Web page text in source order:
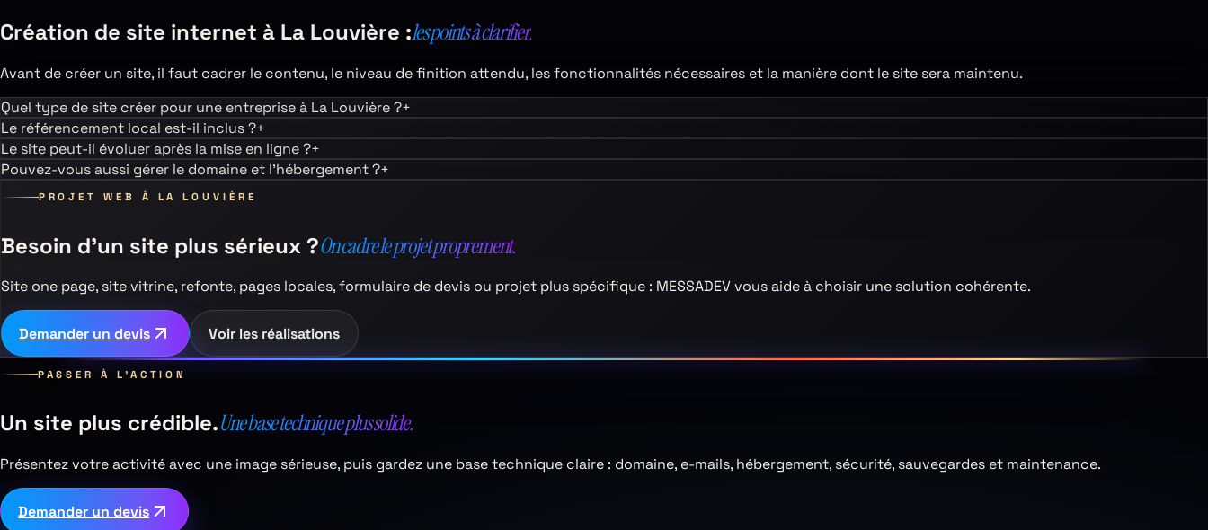
Création de site internet à La Louvière :les points à clarifier.
Avant de créer un site, il faut cadrer le contenu, le niveau de finition attendu, les fonctionnalités nécessaires et la manière dont le site sera maintenu.
Quel type de site créer pour une entreprise à La Louvière ?+
Le référencement local est-il inclus ?+
Le site peut-il évoluer après la mise en ligne ?+
Pouvez-vous aussi gérer le domaine et l’hébergement ?+
PROJET WEB À LA LOUVIÈRE
Besoin d’un site plus sérieux ?On cadre le projet proprement.
Site one page, site vitrine, refonte, pages locales, formulaire de devis ou projet plus spécifique : MESSADEV vous aide à choisir une solution cohérente.
Demander un devis Voir les réalisations
PASSER À L’ACTION
Un site plus crédible.Une base technique plus solide.
Présentez votre activité avec une image sérieuse, puis gardez une base technique claire : domaine, e-mails, hébergement, sécurité, sauvegardes et maintenance.
Demander un devis